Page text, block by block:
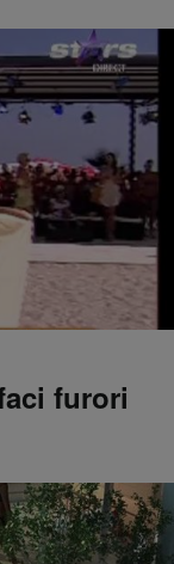
furori